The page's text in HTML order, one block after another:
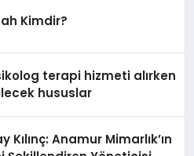
Kimdir?
terapi hizmeti alırken
hususlar
Kılınç: Anamur Mimarlık’ın